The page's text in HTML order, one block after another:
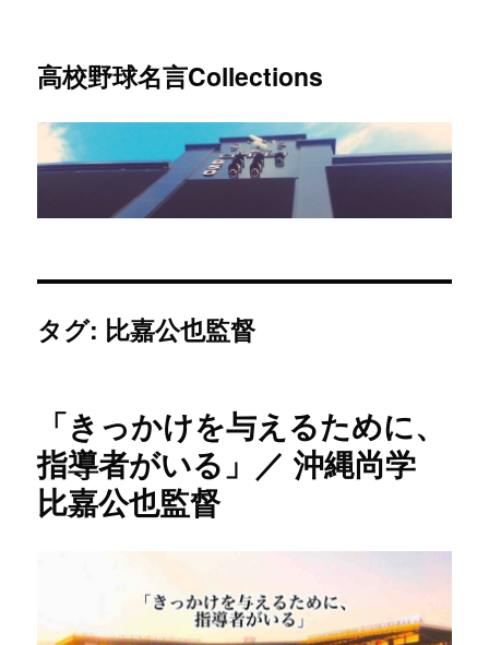
高校野球名言Collections
タグ: 比嘉公也監督
「きっかけを与えるために、
指導者がいる」／ 沖縄尚学
比嘉公也監督